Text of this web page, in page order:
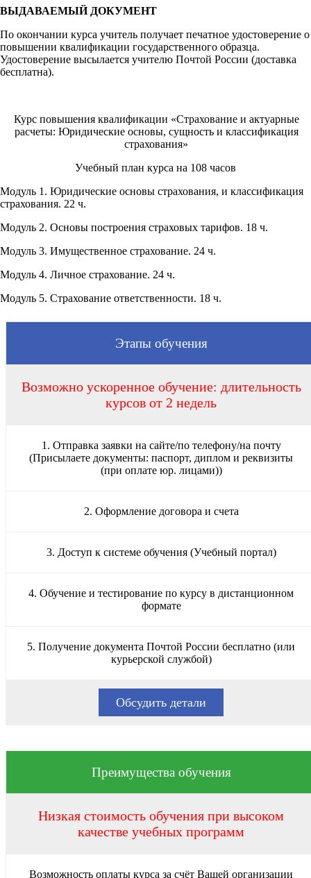
ВЫДАВАЕМЫЙ ДОКУМЕНТ
По окончании курса учитель получает печатное удостоверение о
повышении квалификации государственного образца.
Удостоверение высылается учителю Почтой России (доставка
бесплатна).
Курс повышения квалификации «Страхование и актуарные
расчеты: Юридические основы, сущность и классификация
страхования»
Учебный план курса на 108 часов
Модуль 1. Юридические основы страхования, и классификация
страхования. 22 ч.
Модуль 2. Основы построения страховых тарифов. 18 ч.
Модуль 3. Имущественное страхование. 24 ч.
Модуль 4. Личное страхование. 24 ч.
Модуль 5. Страхование ответственности. 18 ч.
Этапы обучения
Возможно ускоренное обучение: длительность
курсов от 2 недель
1. Отправка заявки на сайте/по телефону/на почту
(Присылаете документы: паспорт, диплом и реквизиты
(при оплате юр. лицами))
2. Оформление договора и счета
3. Доступ к системе обучения (Учебный портал)
4. Обучение и тестирование по курсу в дистанционном
формате
5. Получение документа Почтой России бесплатно (или
курьерской службой)
Обсудить детали
Преимущества обучения
Низкая стоимость обучения при высоком
качестве учебных программ
Возможность оплаты курса за счёт Вашей организации